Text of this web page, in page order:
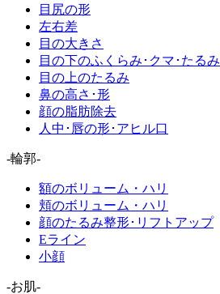
目尻の形
左右差
目の大きさ
目の下のふくらみ･クマ･たるみ
目の上のたるみ
鼻の高さ･形
顔の脂肪除去
人中･唇の形･アヒル口
-輪郭-
額のボリューム・ハリ
頬のボリューム・ハリ
顔のたるみ整形･リフトアップ
Eライン
小顔
-お肌-